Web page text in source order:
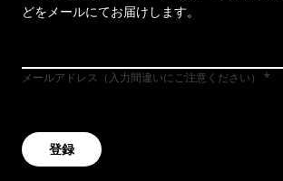
どをメールにてお届けします。
メールアドレス（入力間違いにご注意ください）
登録